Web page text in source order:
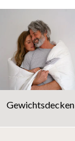
Gewichtsdecken